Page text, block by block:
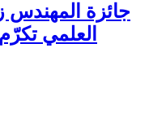
جائزة المهندس
العلمي